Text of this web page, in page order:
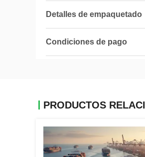
Detalles de empaquetado
Condiciones de pago